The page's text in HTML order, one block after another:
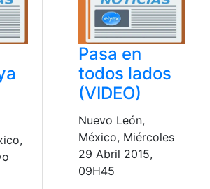
Pasa en
todos lados
(VIDEO)
Nuevo León,
México, Miércoles
29 Abril 2015,
09H45